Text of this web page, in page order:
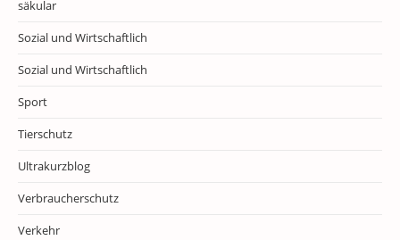
säkular
Sozial und Wirtschaftlich
Sozial und Wirtschaftlich
Sport
Tierschutz
Ultrakurzblog
Verbraucherschutz
Verkehr